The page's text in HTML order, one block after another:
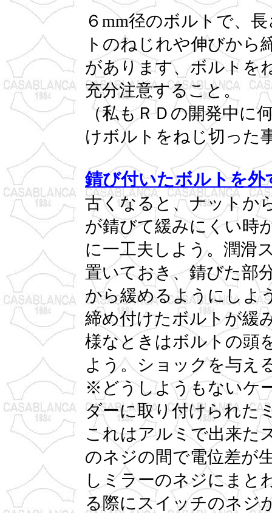
６mm径のボルトで、
トのねじれや伸びから
があります、ボルトを
充分注意すること。
（私もＲＤの開発中に
けボルトをねじ切った
錆び付いたボルトを外
古くなると、ナットか
が錆びて緩みにくい時
に一工夫しよう。潤滑
置いておき、錆びた部
から緩めるようにしよ
締め付けたボルトが緩
様なときはボルトの頭
よう。ショックを与え
※どうしようもないケ
ダーに取り付けられた
これはアルミで出来た
のネジの間で電位差が
しミラーのネジにまと
る際にスイッチのネジ